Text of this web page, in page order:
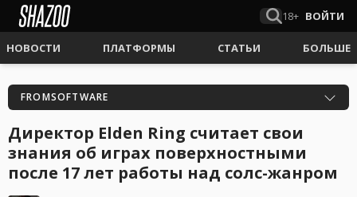
18+ ВОЙТИ
НОВОСТИ ПЛАТФОРМЫ СТАТЬИ БОЛЬШЕ
FROMSOFTWARE
Директор Elden Ring считает свои
знания об играх поверхностными
после 17 лет работы над солс-жанром